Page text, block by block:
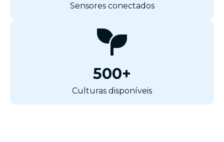
Sensores conectados
500+
Culturas disponíveis